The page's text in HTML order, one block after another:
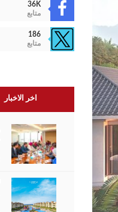
36K
متابع
186
متابع
اخر الاخبار